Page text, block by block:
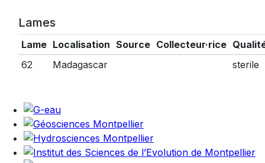
Lames
Lame Localisation Source Collecteur·rice
62
Madagascar sterile